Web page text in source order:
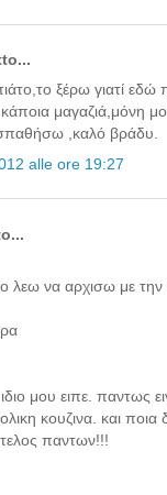
ξέρω γιατί εδώ
μαγαζιά,μόνη
,καλό βράδυ.
alle ore 19:27
λεω να αρχισω με
μου ειπε. παντως
κουζινα. και ποια
παντων!!!